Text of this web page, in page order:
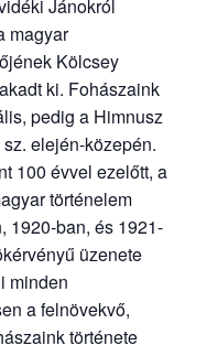
Jánokról
magyar
Kölcsey
ki. Fohászaink
pedig a Himnusz
elején-közepén.
100 évvel ezelőtt, a
történelem
1920-ban, és 1921-
üzenete
minden
a felnövekvő,
története